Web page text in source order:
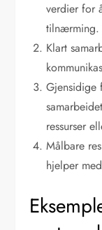
verdier for
tilnærming.
Klart
Gjensidige
ressurser
Målbare
hjelper